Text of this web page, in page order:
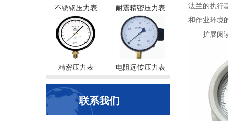
不锈钢压力表 耐震精密压力表
精密压力表 电阻远传压力表
联系我们
法兰的执行
和作业环境
扩展阅